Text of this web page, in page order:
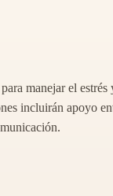
manejar el
incluirán apoyo